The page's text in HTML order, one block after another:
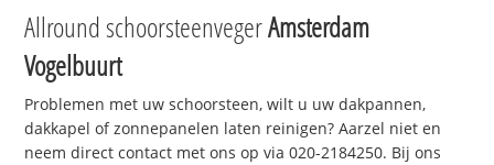
Allround schoorsteenvegerAmsterdam
Vogelbuurt
Problemen met uw schoorsteen, wilt u uw dakpannen,
dakkapel of zonnepanelen laten reinigen? Aarzel niet en
neem direct contact met ons op via 020-2184250. Bij ons